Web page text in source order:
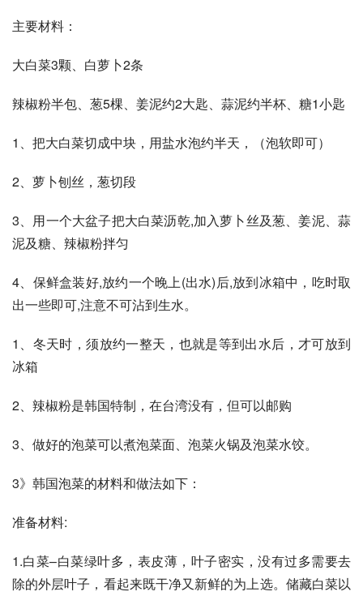
主要材料：
大白菜3颗、白萝卜2条
辣椒粉半包、葱5棵、姜泥约2大匙、蒜泥约半杯、糖1小匙
1、把大白菜切成中块，用盐水泡约半天，（泡软即可）
2、萝卜刨丝，葱切段
3、用一个大盆子把大白菜沥乾,加入萝卜丝及葱、姜泥、蒜
泥及糖、辣椒粉拌匀
4、保鲜盒装好,放约一个晚上(出水)后,放到冰箱中，吃时取
出一些即可,注意不可沾到生水。
1、冬天时，须放约一整天，也就是等到出水后，才可放到
冰箱
2、辣椒粉是韩国特制，在台湾没有，但可以邮购
3、做好的泡菜可以煮泡菜面、泡菜火锅及泡菜水饺。
3》韩国泡菜的材料和做法如下：
准备材料:
1.白菜–白菜绿叶多，表皮薄，叶子密实，没有过多需要去
除的外层叶子，看起来既干净又新鲜的为上选。储藏白菜以